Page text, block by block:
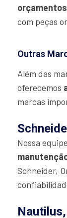
com peças
Outras
Além das
oferecemos
marcas
Nossa
Schneider,